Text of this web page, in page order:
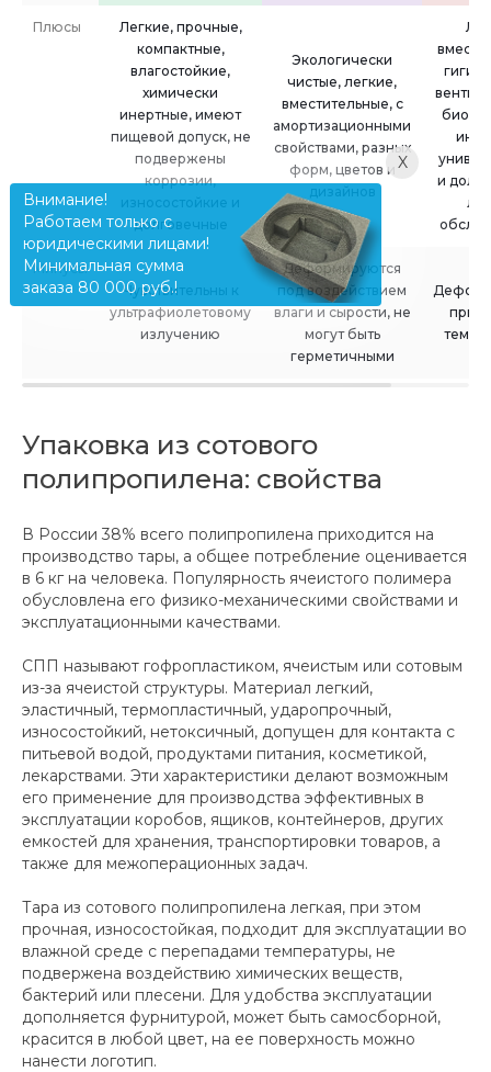
Плюсы
Легкие, прочные,
компактные,
влагостойкие,
химически
инертные, имеют
пищевой допуск, не
подвержены
коррозии,
износостойкие и
долговечные
Экологически
чистые, легкие,
вместительные, с
амортизационными
свойствами, разных
форм, цветов и
дизайнов
и
Минусы
Чувствительны к
ультрафиолетовому
излучению
Деформируются
под воздействием
влаги и сырости, не
могут быть
герметичными
при
Упаковка из сотового
полипропилена: свойства
В России 38% всего полипропилена приходится на
производство тары, а общее потребление оценивается
в 6 кг на человека. Популярность ячеистого полимера
обусловлена его физико-механическими свойствами и
эксплуатационными качествами.
СПП называют гофропластиком, ячеистым или сотовым
из-за ячеистой структуры. Материал легкий,
эластичный, термопластичный, ударопрочный,
износостойкий, нетоксичный, допущен для контакта с
питьевой водой, продуктами питания, косметикой,
лекарствами. Эти характеристики делают возможным
его применение для производства эффективных в
эксплуатации коробов, ящиков, контейнеров, других
емкостей для хранения, транспортировки товаров, а
также для межоперационных задач.
Тара из сотового полипропилена легкая, при этом
прочная, износостойкая, подходит для эксплуатации во
влажной среде с перепадами температуры, не
подвержена воздействию химических веществ,
бактерий или плесени. Для удобства эксплуатации
дополняется фурнитурой, может быть самосборной,
красится в любой цвет, на ее поверхность можно
нанести логотип.
X
Внимание!
Работаем только с
юридическими лицами!
Минимальная сумма
заказа 80 000 руб.!